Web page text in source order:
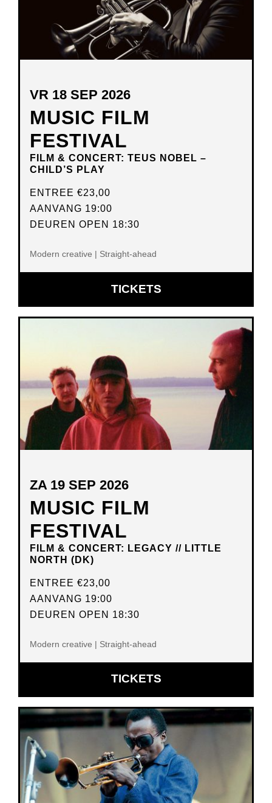
MUSIC FILM
FESTIVAL
FILM & CONCERT: TEUS NOBEL –
CHILD’S PLAY
VR 18 SEP 2026
ENTREE €23,00
AANVANG 19:00
DEUREN OPEN 18:30
Modern creative | Straight-ahead
TICKETSOPENT
IN
VENSTER
MUSIC FILM
FESTIVAL
FILM & CONCERT: LEGACY // LITTLE
NORTH (DK)
ZA 19 SEP 2026
ENTREE €23,00
AANVANG 19:00
DEUREN OPEN 18:30
Modern creative | Straight-ahead
TICKETSOPENT
IN
NIEUW
VENSTER